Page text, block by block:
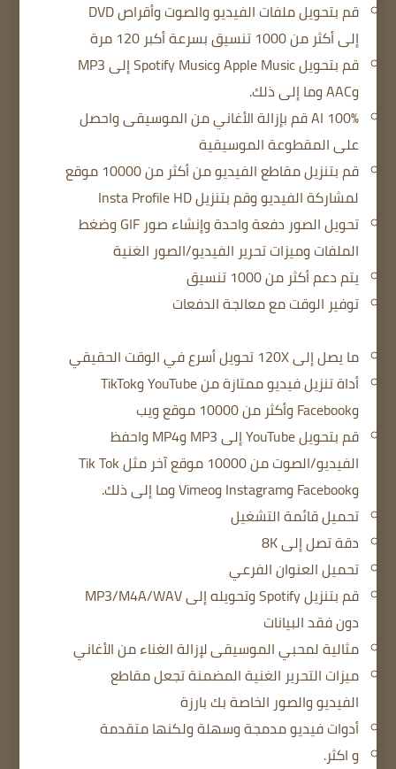
قم بتحويل ملفات الفيديو والصوت وأقراص DVD
إلى أكثر من 1000 تنسيق بسرعة أكبر 120 مرة
قم بتحويل Apple Music وSpotify Music إلى MP3
وAAC وما إلى ذلك.
100% AI قم بإزالة الأغاني من الموسيقى واحصل
على المقطوعة الموسيقية
قم بتنزيل مقاطع الفيديو من أكثر من 10000 موقع
لمشاركة الفيديو وقم بتنزيل Insta Profile HD
تحويل الصور دفعة واحدة وإنشاء صور GIF وضغط
الملفات وميزات تحرير الفيديو/الصور الغنية
يتم دعم أكثر من 1000 تنسيق
توفير الوقت مع معالجة الدفعات
ما يصل إلى 120X تحويل أسرع في الوقت الحقيقي
أداة تنزيل فيديو ممتازة من YouTube وTikTok
وFacebook وأكثر من 10000 موقع ويب
قم بتحويل YouTube إلى MP3 وMP4 واحفظ
الفيديو/الصوت من 10000 موقع آخر مثل Tik Tok
وFacebook وInstagram وVimeo وما إلى ذلك.
تحميل قائمة التشغيل
دقة تصل إلى 8K
تحميل العنوان الفرعي
قم بتنزيل Spotify وتحويله إلى MP3/M4A/WAV
دون فقد البيانات
مثالية لمحبي الموسيقى لإزالة الغناء من الأغاني
ميزات التحرير الغنية المضمنة تجعل مقاطع
الفيديو والصور الخاصة بك بارزة
أدوات فيديو مدمجة وسهلة ولكنها متقدمة
و اكثر.